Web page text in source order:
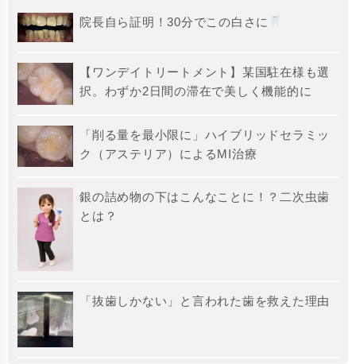
院長自ら証明！30分でこの白さに
【ワンデイトリートメント】某国駐在様も選
択。わずか2日間の滞在で美しく機能的に
「削る量を最小限に」ハイブリッドセラミッ
ク（アステリア）によるMI治療
銀の詰め物の下はこんなことに！？二次虫歯
とは？
「抜歯しかない」と言われた歯を救えた理由